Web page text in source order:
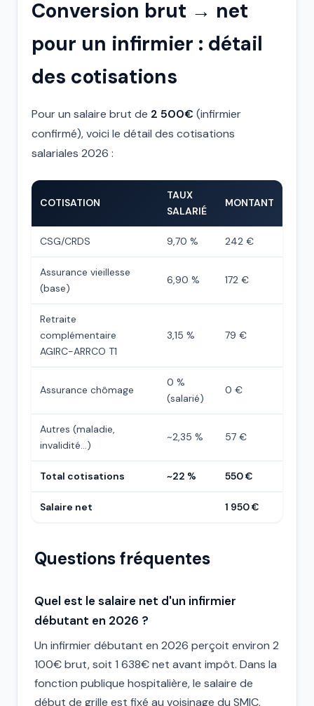
Conversion brut → net
pour un infirmier : détail
des cotisations
Pour un salaire brut de 2 500€ (infirmier
confirmé), voici le détail des cotisations
salariales 2026 :
COTISATION
TAUX
SALARIÉ
MONTANT
CSG/CRDS 9,70 % 242 €
Assurance vieillesse
(base)
6,90 % 172 €
Retraite
complémentaire
AGIRC-ARRCO T1
3,15 % 79 €
Assurance chômage
0 %
(salarié)
0 €
Autres (maladie,
invalidité…)
~2,35 % 57 €
Total cotisations ~22 % 550 €
Salaire net 1 950 €
Questions fréquentes
Quel est le salaire net d'un infirmier
débutant en 2026 ?
Un infirmier débutant en 2026 perçoit environ 2
100€ brut, soit 1 638€ net avant impôt. Dans la
fonction publique hospitalière, le salaire de
début de grille est fixé au voisinage du SMIC,